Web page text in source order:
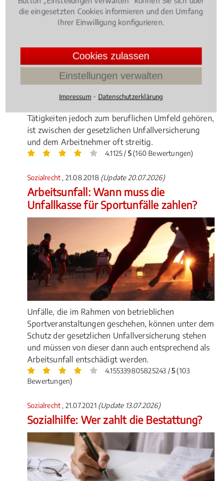
Die gesetzliche Unfallversicherung springt ein, wenn
ein Arbeitnehmer im Zusammenhang mit seiner
Tätigkeiten jedoch zum beruflichen Umfeld gehören,
ist zwischen der gesetzlichen Unfallversicherung
und dem Arbeitnehmer oft streitig.
4.1125 / 5(160 Bewertungen)
Sozialrecht , 21.08.2018 (Update 20.07.2026)
Arbeitsunfall: Wann muss die
Unfallkasse für Sportunfälle zahlen?
Unfälle, die im Rahmen von betrieblichen
Sportveranstaltungen geschehen, können unter dem
Schutz der gesetzlichen Unfallversicherung stehen
und müssen von dieser dann auch entsprechend als
Arbeitsunfall entschädigt werden.
4.155339805825243 /5(103
Bewertungen)
Sozialrecht , 21.07.2021 (Update 13.07.2026)
Sozialhilfe: Wer zahlt die Bestattung?
die eingesetzten Cookies informieren und den Umfang
Ihrer Einwilligung konfigurieren.
Cookies zulassen
Einstellungen verwalten
Impressum ⁃ Datenschutzerklärung